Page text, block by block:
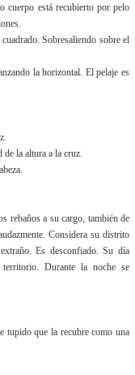
cuerpo está recubierto por pelo
Sobresaliendo sobre el
la horizontal. El pelaje es
de la altura a la cruz.
rebaños a su cargo, también de
Considera su distrito
Es desconfiado. Su día
Durante la noche se
tupido que la recubre como una